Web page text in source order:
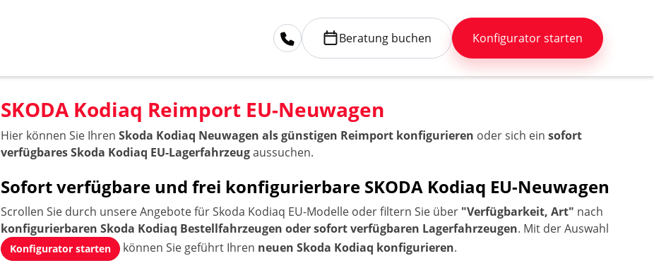
Beratung buchen Konfigurator starten
SKODA Kodiaq Reimport EU-Neuwagen
Hier können Sie IhrenSkoda Kodiaq Neuwagen als günstigen Reimport konfigurieren oder sich einsofort
verfügbares Skoda Kodiaq EU-Lagerfahrzeugaussuchen.
Sofort verfügbare und frei konfigurierbare SKODA Kodiaq EU-Neuwagen
Scrollen Sie durch unsere Angebote für Skoda Kodiaq EU-Modelle oder filtern Sie über "Verfügbarkeit, Art" nach
konfigurierbaren Skoda Kodiaq Bestellfahrzeugen oder sofort verfügbaren Lagerfahrzeugen. Mit der Auswahl
Konfigurator starten können Sie geführt Ihren neuen Skoda Kodiaq konfigurieren.